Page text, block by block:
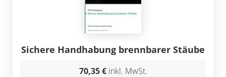
Sichere Handhabung brennbarer Stäube
70,35 € inkl. MwSt.